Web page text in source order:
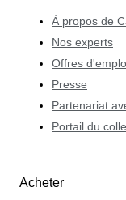
À propos de
Nos experts
Offres
Presse
Partenariat
Portail du
Acheter